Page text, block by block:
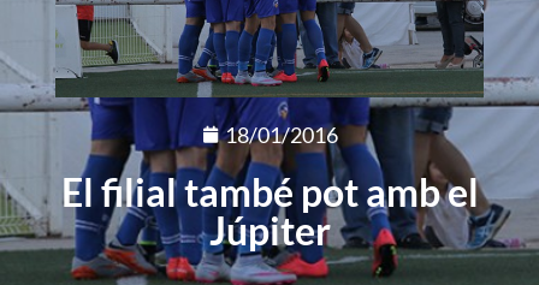
18/01/2016
El filial també pot amb el
Júpiter